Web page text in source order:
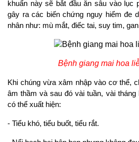
khuẩn này sẽ bắt đầu ăn sâu vào lục
gây ra các biến chứng nguy hiểm đe
nhân như: mù mắt, điếc tai, suy tim,
Bệnh giang mai hoa
Khi chúng vừa xâm nhập vào cơ thể,
âm thầm và sau đó vài tuần, vài
có thể xuất hiện:
- Tiểu khó, tiểu buốt, tiểu rắt.